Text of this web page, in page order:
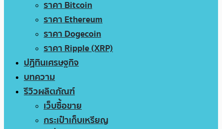
ราคา Bitcoin
ราคา Ethereum
ราคา Dogecoin
ราคา Ripple (XRP)
ปฏิทินเศรษฐกิจ
บทความ
รีวิวผลิตภัณฑ์
เว็บซื้อขาย
กระเป๋าเก็บเหรียญ